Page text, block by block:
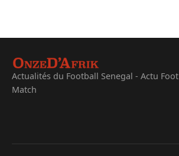
Actualités du Football Senegal - Actu Foot
Match